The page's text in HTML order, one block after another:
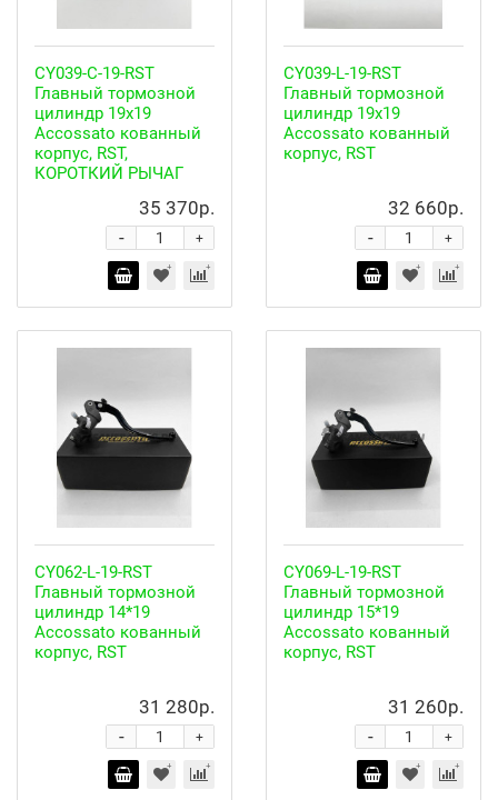
CY039-C-19-RST
Главный тормозной
цилиндр 19х19
Accossato кованный
корпус, RST,
КОРОТКИЙ РЫЧАГ
35 370р.
+
-
CY039-L-19-RST
Главный тормозной
цилиндр 19x19
Accossato кованный
корпус, RST
32 660р.
+
-
CY062-L-19-RST
Главный тормозной
цилиндр 14*19
Accossato кованный
корпус, RST
31 280р.
+
-
CY069-L-19-RST
Главный тормозной
цилиндр 15*19
Accossato кованный
корпус, RST
31 260р.
+
-